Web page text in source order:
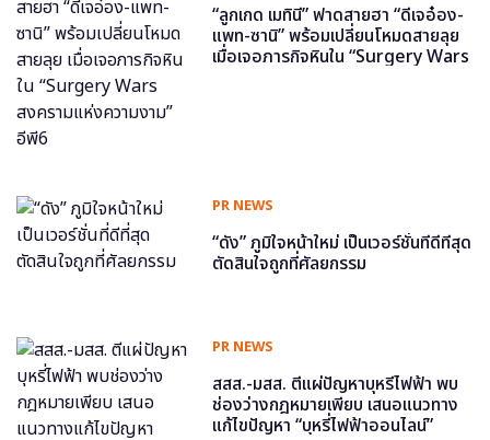
“ลูกเกด เมทินี” ฟาดสายฮา “ดีเจอ๋อง-
แพท-ซานิ” พร้อมเปลี่ยนโหมดสายลุย
เมื่อเจอภารกิจหินใน “Surgery Wars
PR NEWS
“ดัง” ภูมิใจหน้าใหม่ เป็นเวอร์ชั่นที่ดีที่สุด
ตัดสินใจถูกที่ศัลยกรรม
PR NEWS
สสส.-มสส. ตีแผ่ปัญหาบุหรี่ไฟฟ้า พบ
ช่องว่างกฎหมายเพียบ เสนอแนวทาง
แก้ไขปัญหา “บุหรี่ไฟฟ้าออนไลน์”